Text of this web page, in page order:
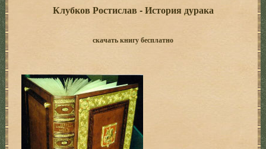
Клубков Ростислав - История дурака
скачать книгу бесплатно